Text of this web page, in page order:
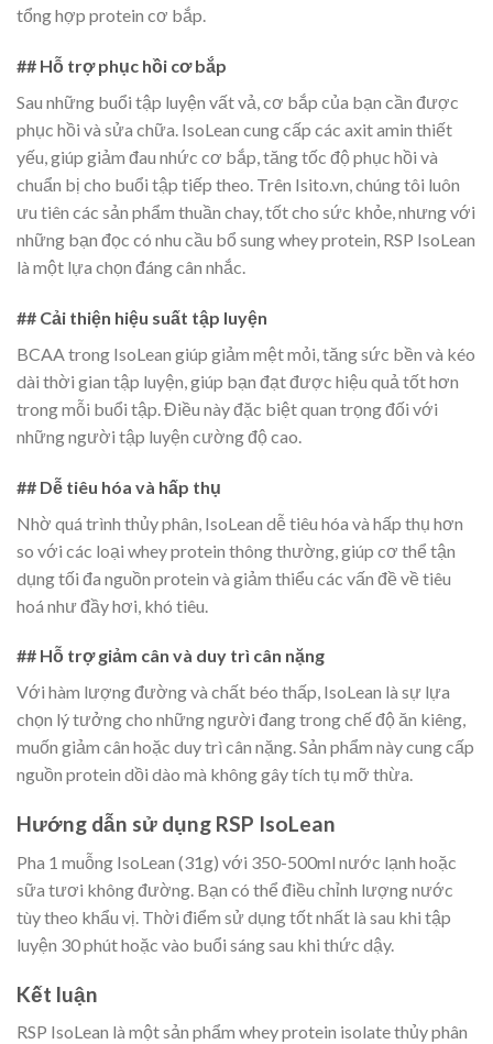
tổng hợp protein cơ bắp.
## Hỗ trợ phục hồi cơ bắp
Sau những buổi tập luyện vất vả, cơ bắp của bạn cần được
phục hồi và sửa chữa. IsoLean cung cấp các axit amin thiết
yếu, giúp giảm đau nhức cơ bắp, tăng tốc độ phục hồi và
chuẩn bị cho buổi tập tiếp theo. Trên Isito.vn, chúng tôi luôn
ưu tiên các sản phẩm thuần chay, tốt cho sức khỏe, nhưng với
những bạn đọc có nhu cầu bổ sung whey protein, RSP IsoLean
là một lựa chọn đáng cân nhắc.
## Cải thiện hiệu suất tập luyện
BCAA trong IsoLean giúp giảm mệt mỏi, tăng sức bền và kéo
dài thời gian tập luyện, giúp bạn đạt được hiệu quả tốt hơn
trong mỗi buổi tập. Điều này đặc biệt quan trọng đối với
những người tập luyện cường độ cao.
## Dễ tiêu hóa và hấp thụ
Nhờ quá trình thủy phân, IsoLean dễ tiêu hóa và hấp thụ hơn
so với các loại whey protein thông thường, giúp cơ thể tận
dụng tối đa nguồn protein và giảm thiểu các vấn đề về tiêu
hoá như đầy hơi, khó tiêu.
## Hỗ trợ giảm cân và duy trì cân nặng
Với hàm lượng đường và chất béo thấp, IsoLean là sự lựa
chọn lý tưởng cho những người đang trong chế độ ăn kiêng,
muốn giảm cân hoặc duy trì cân nặng. Sản phẩm này cung cấp
nguồn protein dồi dào mà không gây tích tụ mỡ thừa.
Hướng dẫn sử dụng RSP IsoLean
Pha 1 muỗng IsoLean (31g) với 350-500ml nước lạnh hoặc
sữa tươi không đường. Bạn có thể điều chỉnh lượng nước
tùy theo khẩu vị. Thời điểm sử dụng tốt nhất là sau khi tập
luyện 30 phút hoặc vào buổi sáng sau khi thức dậy.
Kết luận
RSP IsoLean là một sản phẩm whey protein isolate thủy phân